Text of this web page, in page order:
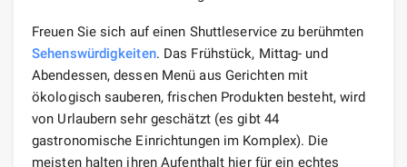
Freuen Sie sich auf einen Shuttleservice zu berühmten
Sehenswürdigkeiten. Das Frühstück, Mittag- und
Abendessen, dessen Menü aus Gerichten mit
ökologisch sauberen, frischen Produkten besteht, wird
von Urlaubern sehr geschätzt (es gibt 44
gastronomische Einrichtungen im Komplex). Die
meisten halten ihren Aufenthalt hier für ein echtes